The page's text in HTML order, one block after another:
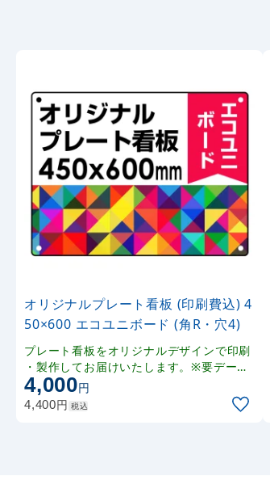
オリジナルプレート看板 (印刷費込) 4
50×600 エコユニボード (角R・穴4)
プレート看板をオリジナルデザインで印刷
・製作してお届けいたします。※要データ
入稿
4,000円
4,400円 税込